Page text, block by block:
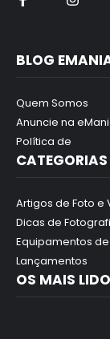
BLOG
Quem Somos
Anuncie na
Política de
CATEGORIAS
Artigos de Foto e
Dicas de
Equipamentos
Lançamentos
OS MAIS